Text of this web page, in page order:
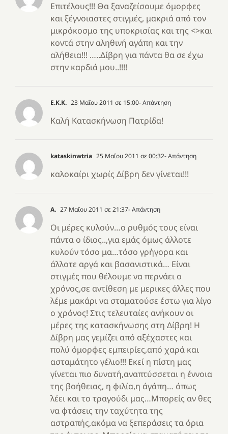
Επιτέλους!!! Θα ξαναζείσουμε όμορφες
και ξέγνοιαστες στιγμές, μακριά από τον
μικρόκοσμο της υποκρισίας και της <>και
κοντά στην αληθινή αγάπη και την
αλήθεια!!! …..Δίβρη για πάντα θα σε έχω
στην καρδιά μου..!!!!
Ε.Κ.Κ. 23 Μαΐου 2011 σε 15:00- Απάντηση
Καλή Κατασκήνωση Πατρίδα!
kataskinwtria 25 Μαΐου 2011 σε 00:32- Απάντηση
καλοκαίρι χωρίς Δίβρη δεν γίνεται!!!
Α. 27 Μαΐου 2011 σε 21:37- Απάντηση
Οι μέρες κυλούν…ο ρυθμός τους είναι
πάντα ο ίδιος..,για εμάς όμως άλλοτε
κυλούν τόσο μα…τόσο γρήγορα και
άλλοτε αργά και βασανιστικά… Είναι
στιγμές που θέλουμε να περνάει ο
χρόνος,σε αντίθεση με μερικες άλλες που
λέμε μακάρι να σταματούσε έστω για λίγο
ο χρόνος! Στις τελευταίες ανήκουν οι
μέρες της κατασκήνωσης στη Δίβρη! Η
Δίβρη μας γεμίζει από αξέχαστες και
πολύ όμορφες εμπειρίες,από χαρά και
ασταμάτητο γέλιο!!! Εκεί η πίστη μας
γίνεται πιο δυνατή,αναπτύσσεται η έννοια
της βοήθειας, η φιλία,η άγάπη… όπως
λέει και το τραγούδι μας…Μπορείς αν θες
να φτάσεις την ταχύτητα της
αστραπής,ακόμα να ξεπεράσεις τα όρια